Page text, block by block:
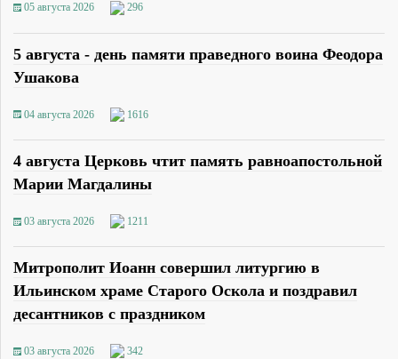
05 августа 2026 296
5 августа - день памяти праведного воина Феодора
Ушакова
04 августа 2026 1616
4 августа Церковь чтит память равноапостольной
Марии Магдалины
03 августа 2026 1211
Митрополит Иоанн совершил литургию в
Ильинском храме Старого Оскола и поздравил
десантников с праздником
03 августа 2026 342